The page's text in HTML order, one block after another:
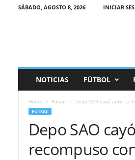
SÁBADO, AGOSTO 8, 2026 INICIAR
r
NOTICIAS FÚTBOL
Home Futsal Depo SAO cayó ante La
FUTSAL
Depo SAO
recompuso